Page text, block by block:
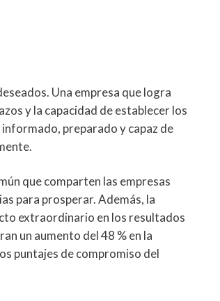
Una empresa que logra
y la capacidad de establecer los
preparado y capaz de
que comparten las empresas
para prosperar. Además, la
extraordinario en los resultados
un aumento del 48 % en la
puntajes de compromiso del